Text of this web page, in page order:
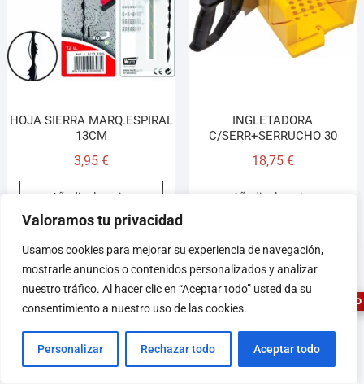
Valoramos tu privacidad
Usamos cookies para mejorar su experiencia de navegación,
mostrarle anuncios o contenidos personalizados y analizar
nuestro tráfico. Al hacer clic en “Aceptar todo” usted da su
consentimiento a nuestro uso de las cookies.
Personalizar Rechazar todo Aceptar todo
HOJA SIERRA MARQ.ESPIRAL
13CM
3,95 €
Añadir al carrito
INGLETADORA
C/SERR+SERRUCHO 30
18,75 €
Añadir al carrito
ASESOR FERRETERO